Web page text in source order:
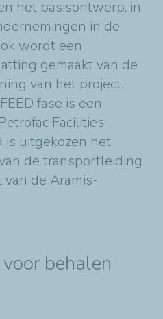
het basisontwerp, in
in de
wordt een
gemaakt van de
van het project.
fase is een
Facilities
is uitgekozen het
de transportleiding
de Aramis-
behalen